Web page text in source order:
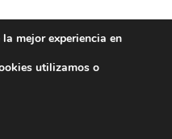
mejor experiencia en
utilizamos o